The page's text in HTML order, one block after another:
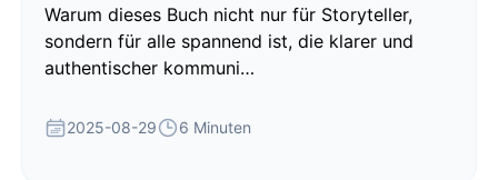
Warum dieses Buch nicht nur für Storyteller,
sondern für alle spannend ist, die klarer und
authentischer kommuni…
2025-08-29 6 Minuten